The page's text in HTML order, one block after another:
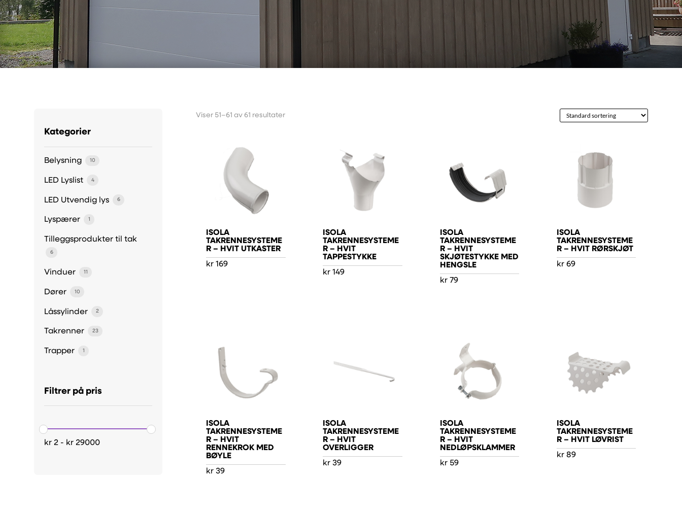
Kategorier
Belysning 10
LED Lyslist 4
LED Utvendig lys 6
Lyspærer 1
Tilleggsprodukter til tak
6
Vinduer 11
Dører 10
Låssylinder 2
Takrenner 23
Trapper 1
Filtrer på pris
kr 2 - kr 29000
Viser 51–61 av 61 resultater
ISOLA
TAKRENNESYSTEME
R – HVIT UTKASTER
kr 169
ISOLA
TAKRENNESYSTEME
R – HVIT
TAPPESTYKKE
kr 149
ISOLA
TAKRENNESYSTEME
R – HVIT
SKJØTESTYKKE MED
HENGSLE
kr79
ISOLA
TAKRENNESYSTEME
R – HVIT RØRSKJØT
kr69
ISOLA
TAKRENNESYSTEME
R – HVIT
RENNEKROK MED
BØYLE
kr 39
ISOLA
TAKRENNESYSTEME
R – HVIT
OVERLIGGER
kr 39
ISOLA
TAKRENNESYSTEME
R – HVIT
NEDLØPSKLAMMER
kr59
ISOLA
TAKRENNESYSTEME
R – HVIT LØVRIST
kr89